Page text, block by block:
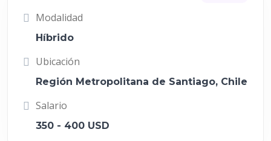
Modalidad
Híbrido
Ubicación
Región Metropolitana de Santiago, Chile
Salario
350 - 400 USD